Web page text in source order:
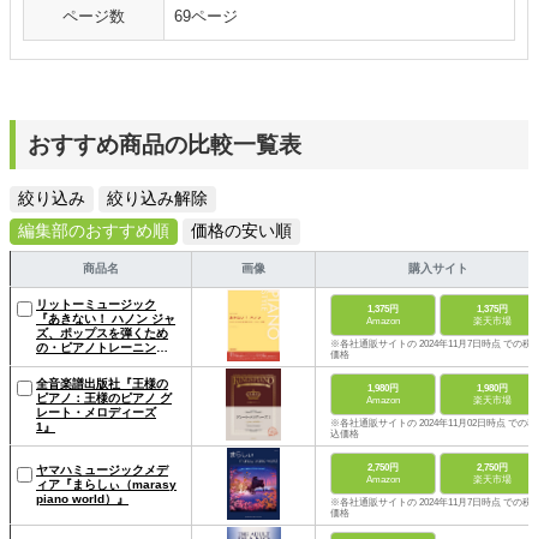
ページ数 69ページ
おすすめ商品の比較一覧表
絞り込み
絞り込み解除
編集部のおすすめ順
価格の安い順
商品名 画像 購入サイト
リットーミュージック
『あきない！ ハノン ジャ
ズ、ポップスを弾くため
の・ピアノトレーニング
1,375円
Amazon
1,375円
楽天市場
※各社通販サイトの 2024年11月7日時点 での税
価格
全音楽譜出版社『王様の
ピアノ：王様のピアノ グ
レート・メロディーズ
1』
1,980円
Amazon
1,980円
楽天市場
※各社通販サイトの 2024年11月02日時点 での税
込価格
ヤマハミュージックメデ
ィア『まらしぃ（marasy
piano world）』
2,750円
Amazon
2,750円
楽天市場
※各社通販サイトの 2024年11月7日時点 での税
価格